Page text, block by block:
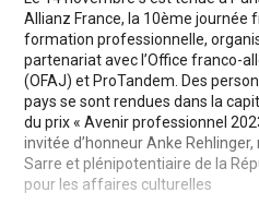
Allianz France, la 10ème journée
formation professionnelle,
partenariat avec l’Office franco-
(OFAJ) et ProTandem. Des
pays se sont rendues dans la
du prix « Avenir professionnel
invitée d’honneur Anke
Sarre et plénipotentiaire de la
pour les affaires culturelles